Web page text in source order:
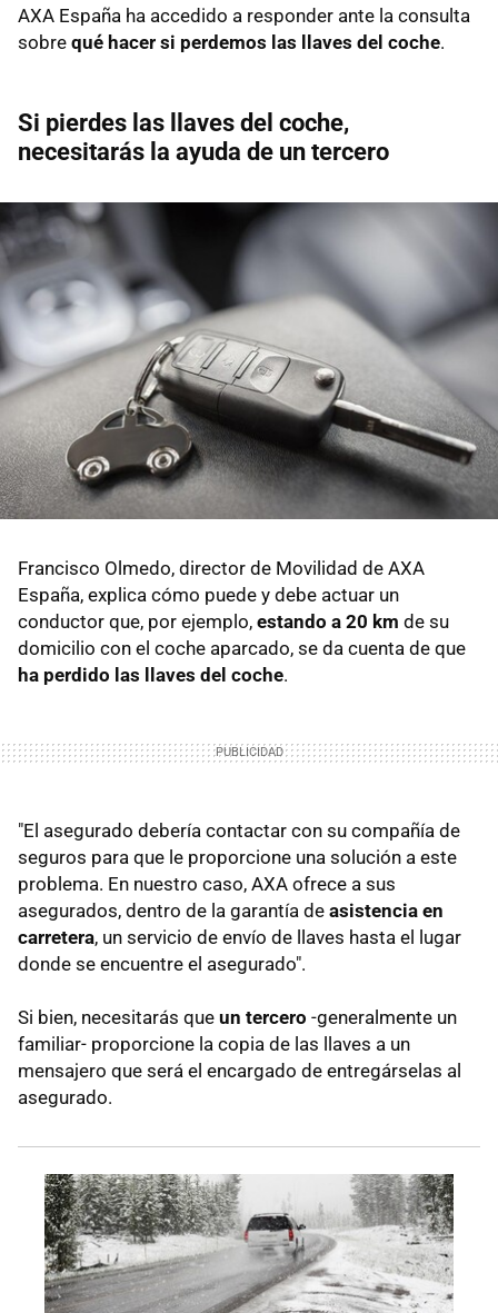
AXA España ha accedido a responder ante la consulta
sobre qué hacer si perdemos las llaves del coche.
Si pierdes las llaves del coche,
necesitarás la ayuda de un tercero
Francisco Olmedo, director de Movilidad de AXA
España, explica cómo puede y debe actuar un
conductor que, por ejemplo, estando a 20 km de su
domicilio con el coche aparcado, se da cuenta de que
ha perdido las llaves del coche.
"El asegurado debería contactar con su compañía de
seguros para que le proporcione una solución a este
problema. En nuestro caso, AXA ofrece a sus
asegurados, dentro de la garantía de asistencia en
carretera, un servicio de envío de llaves hasta el lugar
donde se encuentre el asegurado".
Si bien, necesitarás que un tercero -generalmente un
familiar- proporcione la copia de las llaves a un
mensajero que será el encargado de entregárselas al
asegurado.